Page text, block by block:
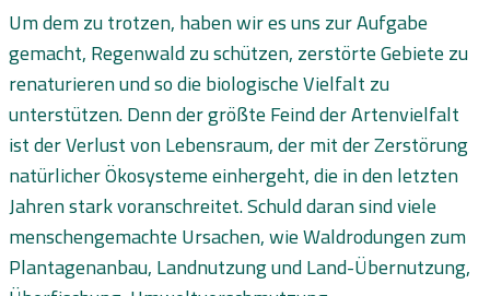
Um dem zu trotzen, haben wir es uns zur Aufgabe
gemacht, Regenwald zu schützen, zerstörte Gebiete zu
renaturieren und so die biologische Vielfalt zu
unterstützen. Denn der größte Feind der Artenvielfalt
ist der Verlust von Lebensraum, der mit der Zerstörung
natürlicher Ökosysteme einhergeht, die in den letzten
Jahren stark voranschreitet. Schuld daran sind viele
menschengemachte Ursachen, wie Waldrodungen zum
Plantagenanbau, Landnutzung und Land-Übernutzung,